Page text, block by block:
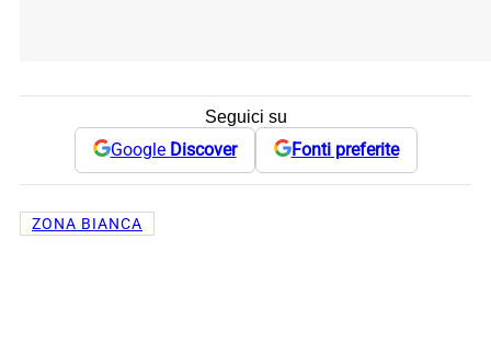
Seguici su
Google Discover Fonti preferite
ZONA BIANCA